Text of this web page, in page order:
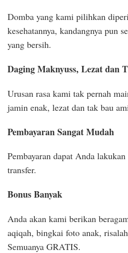
Domba yang kami pilihkan
kesehatannya, kandangnya pun
yang bersih.
Daging Maknyuss, Lezat dan
Urusan rasa kami tak pernah
jamin enak, lezat dan tak bau
Pembayaran Sangat Mudah
Pembayaran dapat Anda
transfer.
Bonus Banyak
Anda akan kami berikan
aqiqah, bingkai foto anak,
Semuanya GRATIS.